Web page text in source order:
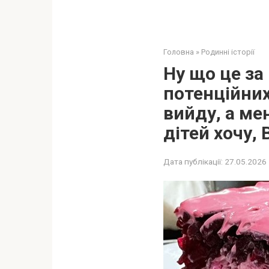
Головна » Родинні історії
Ну що це за
вийду, а
дітей хочу,
Дата публікації: 27.05.2026